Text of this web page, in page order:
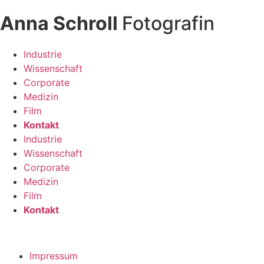
Anna Schroll Fotografin
Industrie
Wissenschaft
Corporate
Medizin
Film
Kontakt
Industrie
Wissenschaft
Corporate
Medizin
Film
Kontakt
Impressum